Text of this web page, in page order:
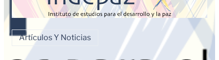
Artículos Y Noticias